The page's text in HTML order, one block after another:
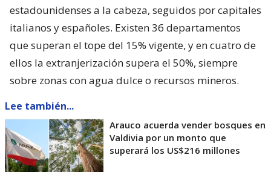
estadounidenses a la cabeza, seguidos por capitales
italianos y españoles. Existen 36 departamentos
que superan el tope del 15% vigente, y en cuatro de
ellos la extranjerización supera el 50%, siempre
sobre zonas con agua dulce o recursos mineros.
Lee también...
Arauco acuerda vender bosques en
Valdivia por un monto que
superará los US$216 millones